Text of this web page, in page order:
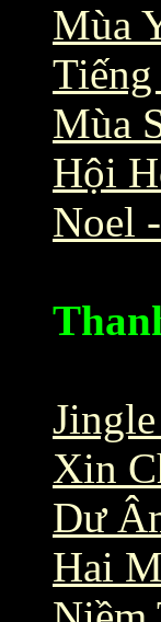
Mùa
Mùa
Hội
Noel
Xin
Dư
Hai